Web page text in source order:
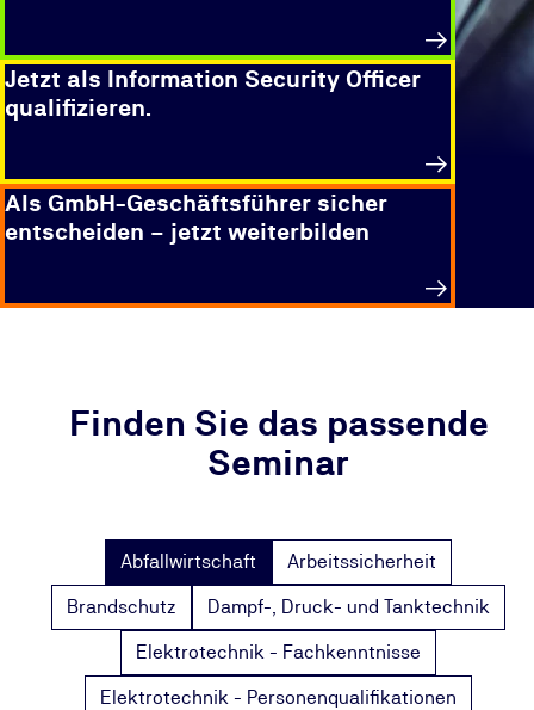
Jetzt als Information Security Officer
qualifizieren.
Als GmbH-Geschäftsführer sicher
entscheiden – jetzt weiterbilden
Finden Sie das passende
Seminar
Abfallwirtschaft
Arbeitssicherheit
Brandschutz
Dampf-, Druck- und Tanktechnik
Elektrotechnik - Fachkenntnisse
Elektrotechnik - Personenqualifikationen